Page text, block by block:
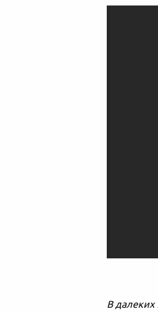
В далеких